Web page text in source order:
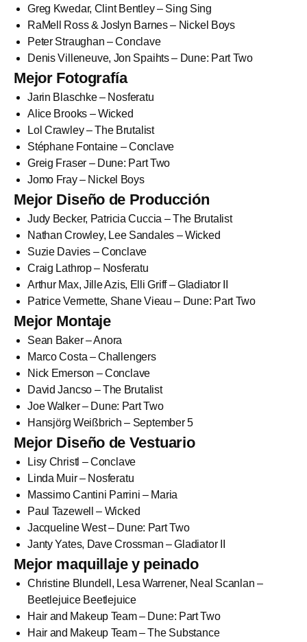
Greg Kwedar, Clint Bentley – Sing Sing
RaMell Ross & Joslyn Barnes – Nickel Boys
Peter Straughan – Conclave
Denis Villeneuve, Jon Spaihts – Dune: Part Two
Mejor Fotografía
Jarin Blaschke – Nosferatu
Alice Brooks – Wicked
Lol Crawley – The Brutalist
Stéphane Fontaine – Conclave
Greig Fraser – Dune: Part Two
Jomo Fray – Nickel Boys
Mejor Diseño de Producción
Judy Becker, Patricia Cuccia – The Brutalist
Nathan Crowley, Lee Sandales – Wicked
Suzie Davies – Conclave
Craig Lathrop – Nosferatu
Arthur Max, Jille Azis, Elli Griff – Gladiator II
Patrice Vermette, Shane Vieau – Dune: Part Two
Mejor Montaje
Sean Baker – Anora
Marco Costa – Challengers
Nick Emerson – Conclave
David Jancso – The Brutalist
Joe Walker – Dune: Part Two
Hansjörg Weißbrich – September 5
Mejor Diseño de Vestuario
Lisy Christl – Conclave
Linda Muir – Nosferatu
Massimo Cantini Parrini – Maria
Paul Tazewell – Wicked
Jacqueline West – Dune: Part Two
Janty Yates, Dave Crossman – Gladiator II
Mejor maquillaje y peinado
Christine Blundell, Lesa Warrener, Neal Scanlan –
Beetlejuice Beetlejuice
Hair and Makeup Team – Dune: Part Two
Hair and Makeup Team – The Substance